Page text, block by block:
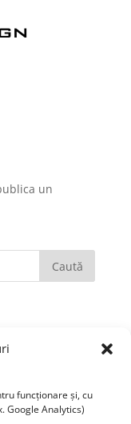
funcționare și, cu
Google Analytics)
un
Caută